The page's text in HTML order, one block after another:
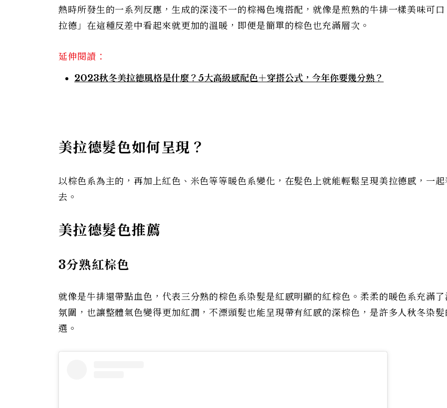
熱時所發生的一系列反應，生成的深淺不一的棕褐色塊搭配，就像是煎熟的牛排一樣美味可
拉德」在這種反差中看起來就更加的溫暖，即便是簡單的棕色也充滿層次。
延伸閱讀：
2023秋冬美拉德風格是什麼？5大高級感配色＋穿搭公式，今年你要幾分熟？
美拉德髮色如何呈現？
以棕色系為主的，再加上紅色、米色等等暖色系變化，在髮色上就能輕鬆呈現美拉德感，一
去。
美拉德髮色推薦
3分熟紅棕色
就像是牛排還帶點血色，代表三分熟的棕色系染髮是紅感明顯的紅棕色。柔柔的暖色系充滿
氛圍，也讓整體氣色變得更加紅潤，不漂頭髮也能呈現帶有紅感的深棕色，是許多人秋冬染
選。